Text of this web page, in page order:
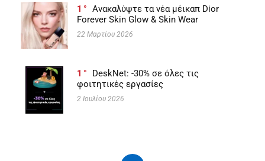
1
Ανακαλύψτε τα νέα μέικαπ Dior
Forever Skin Glow & Skin Wear
22 Μαρτίου 2026
1
DeskNet: -30% σε όλες τις
φοιτητικές εργασίες
2 Ιουλίου 2026